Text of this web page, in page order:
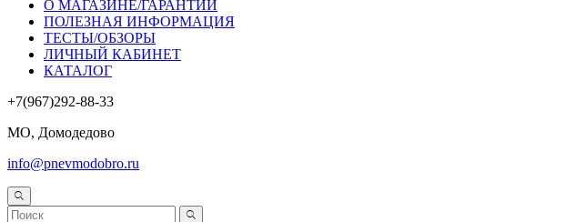
О МАГАЗИНЕ/ГАРАНТИИ
ПОЛЕЗНАЯ ИНФОРМАЦИЯ
ТЕСТЫ/ОБЗОРЫ
ЛИЧНЫЙ КАБИНЕТ
КАТАЛОГ
+7(967)292-88-33
МО, Домодедово
info@pnevmodobro.ru